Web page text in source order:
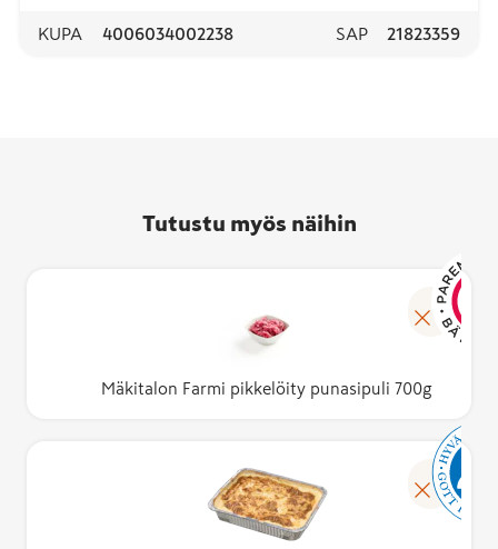
KUPA 4006034002238 SAP 21823359
Tutustu myös näihin
Mäkitalon Farmi pikkelöity punasipuli 700g